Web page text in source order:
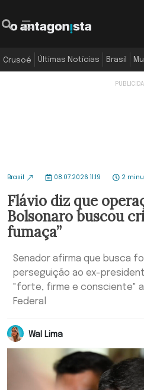
Crusoé Últimas Notícias Brasil
Brasil 08.07.2026 11:19 2
Flávio diz que
Bolsonaro buscou
fumaça”
Senador afirma que busca
perseguição ao ex-
"forte, firme e consciente"
Federal
Wal Lima